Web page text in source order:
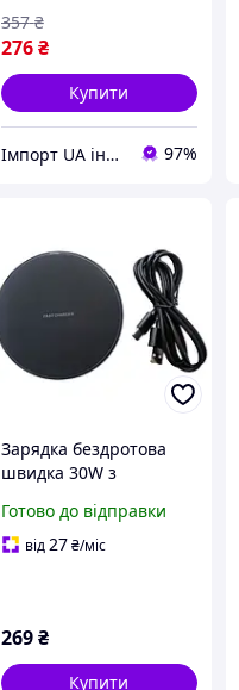
276 ₴
357 ₴
Купити
Імпорт UA інтернет магазин 97%
Зарядка бездротова
швидка 30W з
Готово до відправки
від27 ₴/міс
269 ₴
Купити